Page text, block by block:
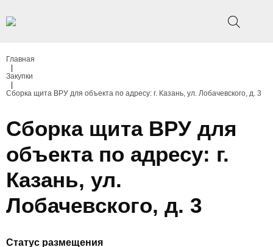
Главная
Закупки
Сборка щита ВРУ для объекта по адресу: г. Казань, ул. Лобачевского, д. 3
Сборка щита ВРУ для
объекта по адресу: г.
Казань, ул.
Лобачевского, д. 3
Статус размещения